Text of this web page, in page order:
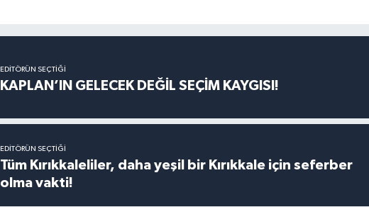
EDITÖRÜN SEÇTIĞI
KAPLAN’IN GELECEK DEĞİL SEÇİM KAYGISI!
EDITÖRÜN SEÇTIĞI
Tüm Kırıkkaleliler, daha yeşil bir Kırıkkale için seferber
olma vakti!